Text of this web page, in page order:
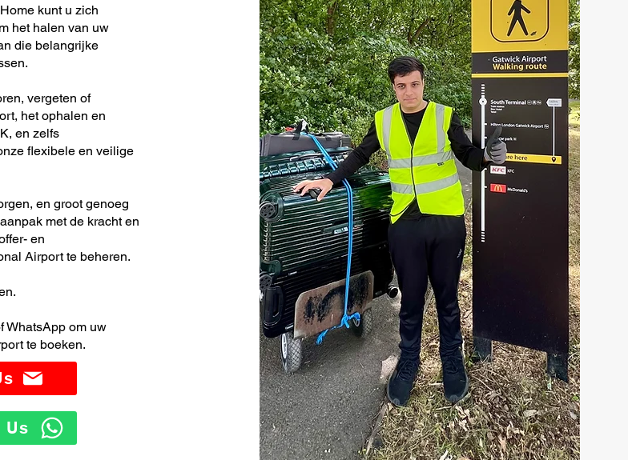
kunt u zich
het halen van uw
die belangrijke
vergeten of
het ophalen en
en zelfs
flexibele en veilige
en groot genoeg
met de kracht en
en
Airport te beheren.
WhatsApp om uw
te boeken.
Us